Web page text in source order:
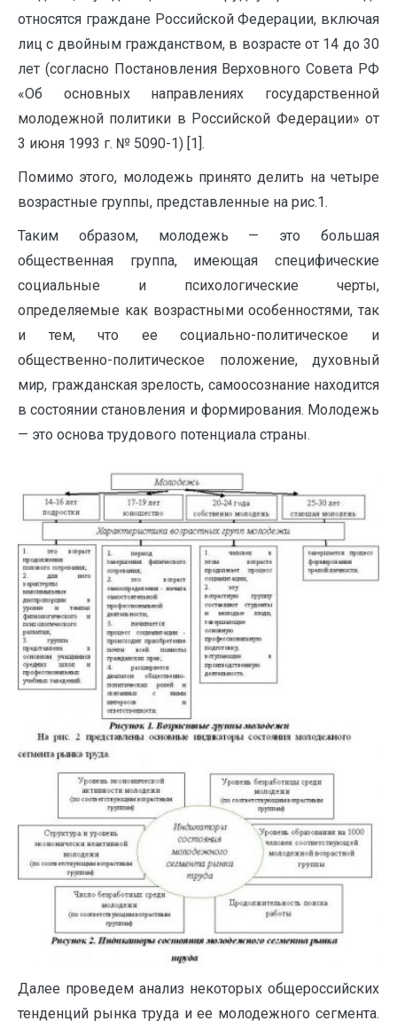
относятся граждане Российской Федерации, включая
лиц с двойным гражданством, в возрасте от 14 до 30
лет (согласно Постановления Верховного Совета РФ
«Об основных направлениях государственной
молодежной политики в Российской Федерации» от
3 июня 1993 г. № 5090-1) [1].
Помимо этого, молодежь принято делить на четыре
возрастные группы, представленные на рис.1.
Таким образом, молодежь — это большая
общественная группа, имеющая специфические
социальные и психологические черты,
определяемые как возрастными особенностями, так
и тем, что ее социально-политическое и
общественно-политическое положение, духовный
мир, гражданская зрелость, самоосознание находится
в состоянии становления и формирования. Молодежь
— это основа трудового потенциала страны.
Далее проведем анализ некоторых общероссийских
тенденций рынка труда и ее молодежного сегмента.